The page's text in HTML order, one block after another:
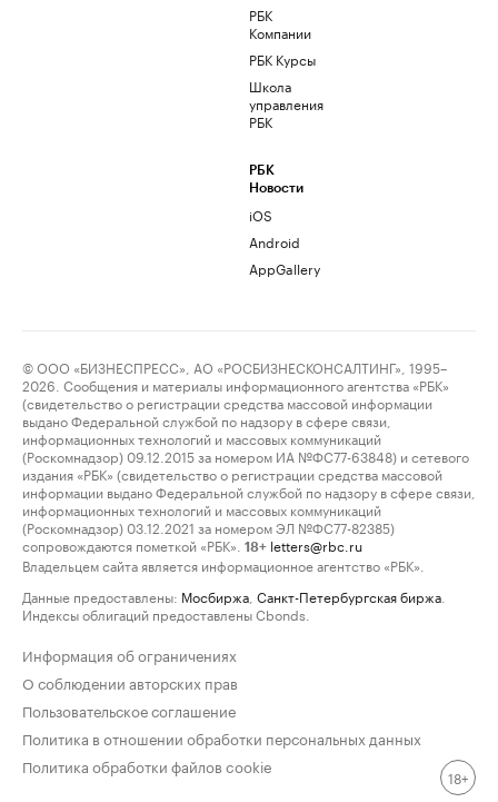
РБК
Компании
РБК Курсы
Школа
управления
РБК
РБК
Новости
iOS
Android
AppGallery
© ООО «БИЗНЕСПРЕСС», АО «РОСБИЗНЕСКОНСАЛТИНГ», 1995–
2026. Сообщения и материалы информационного агентства «РБК»
(свидетельство о регистрации средства массовой информации
выдано Федеральной службой по надзору в сфере связи,
информационных технологий и массовых коммуникаций
(Роскомнадзор) 09.12.2015 за номером ИА №ФС77-63848) и сетевого
издания «РБК» (свидетельство о регистрации средства массовой
информации выдано Федеральной службой по надзору в сфере связи,
информационных технологий и массовых коммуникаций
(Роскомнадзор) 03.12.2021 за номером ЭЛ №ФС77-82385)
сопровождаются пометкой «РБК».
18+ letters@rbc.ru
Владельцем сайта является информационное агентство «РБК».
Данные предоставлены: Мосбиржа Санкт-Петербургская биржа
Индексы облигаций предоставлены Cbonds.
Информация об ограничениях
О соблюдении авторских прав
Пользовательское соглашение
Политика в отношении обработки персональных данных
Политика обработки файлов cookie
18+